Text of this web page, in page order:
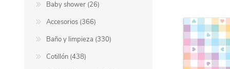
HOCO
KEMEI Beauty Angel
Baby shower (26)
Accesorios (366)
Baño y limpieza (330)
Cotillón (438)